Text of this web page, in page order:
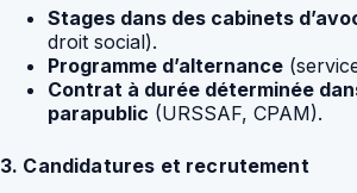
Stages dans des cabinets
droit social).
Programme d’alternance
Contrat à durée déterminée
parapublic (URSSAF, CPAM).
3. Candidatures et recrutement